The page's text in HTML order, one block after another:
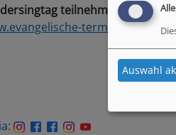
teilnehmen zu
termine.de/
Auswahl